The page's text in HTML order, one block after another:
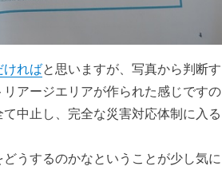
ければと思いますが、写真から判断す
アージエリアが作られた感じですの
中止し、完全な災害対応体制に入る
うするのかなということが少し気に